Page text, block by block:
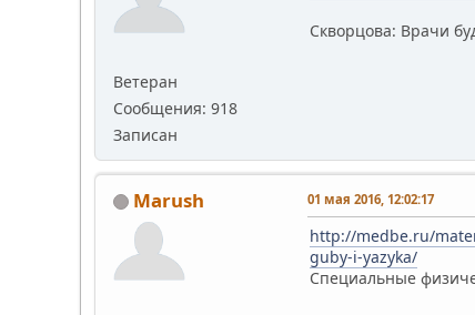
Ветеран
Сообщения: 918
Записан
Скворцова: Врачи
Marush 01 мая 2016, 12:02:17
http://medbe.ru/
guby-i-yazyka/
Специальные